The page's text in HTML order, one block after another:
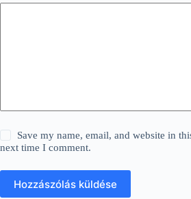
Save my name, email, and website in
next time I comment.
Hozzászólás küldése